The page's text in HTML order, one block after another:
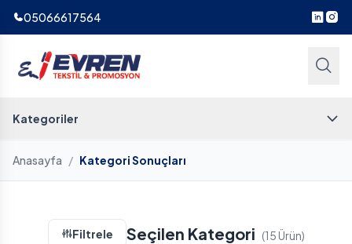
05066617564
Kategoriler
Anasayfa / Kategori Sonuçları
Filtrele Seçilen Kategori (15 Ürün)